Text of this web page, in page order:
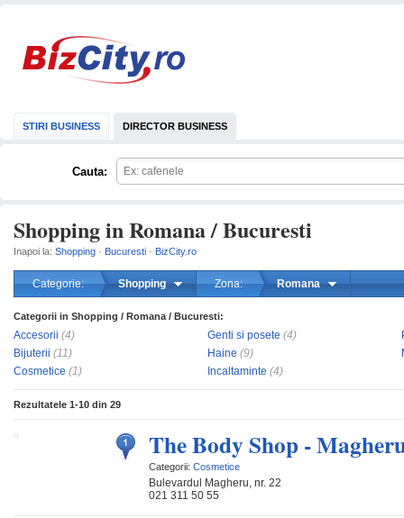
STIRI BUSINESS DIRECTOR BUSINESS
Cauta:
Shopping in Romana / Bucuresti
Inapoi la: Shopping · Bucuresti · BizCity.ro
Categorie: Shopping Zona: Romana
Categorii in Shopping / Romana / Bucuresti:
Accesorii (4)
Bijuterii (11)
Cosmetice (1)
Genti si posete (4)
Haine (9)
Incaltaminte (4)
Rezultatele 1-10 din 29
The Body Shop -
Categorii: Cosmetice
Bulevardul Magheru, nr. 22
021 311 50 55